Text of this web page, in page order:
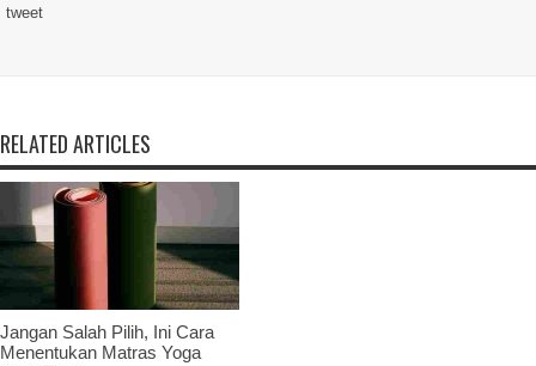
tweet
RELATED ARTICLES
Jangan Salah Pilih, Ini Cara
Menentukan Matras Yoga